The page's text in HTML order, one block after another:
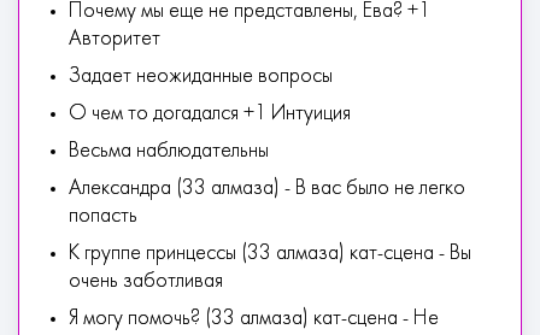
Почему мы еще не представлены, Ева? +1
Авторитет
Задает неожиданные вопросы
О чем то догадался +1 Интуиция
Весьма наблюдательны
Александра (33 алмаза) - В вас было не легко
попасть
К группе принцессы (33 алмаза) кат-сцена - Вы
очень заботливая
Я могу помочь? (33 алмаза) кат-сцена - Не